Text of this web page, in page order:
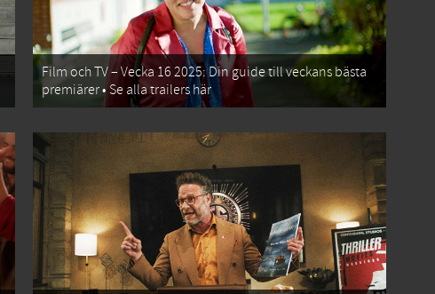
Film och TV – Vecka 16 2025: Din guide till veckans bästa
premiärer • Se alla trailers här